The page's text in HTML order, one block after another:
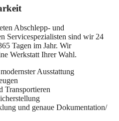
Abschlepp- und
Servicespezialisten sind wir 24
Tagen im Jahr. Wir
Werkstatt Ihrer Wahl.
Ausstattung
Transportieren
und genaue Dokumentation/